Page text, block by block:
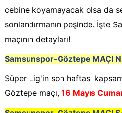
cebine koyamayacak olsa da
sonlandırmanın peşinde. İşte
maçının detayları!
Samsunspor-Göztepe MAÇI
Süper Lig'in son haftası
Göztepe maçı, 16 Mayıs